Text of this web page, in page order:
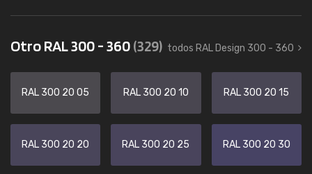
Otro RAL 300 - 360(329) todos RAL Design 300 - 360
RAL 300 20 05 RAL 300 20 10 RAL 300 20 15
RAL 300 20 20 RAL 300 20 25 RAL 300 20 30